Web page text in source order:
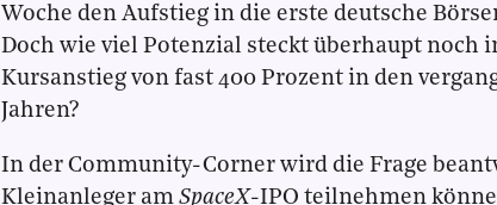
Woche den Aufstieg in die erste deutsche
Doch wie viel Potenzial steckt überhaupt noch
Kursanstieg von fast 400 Prozent in den
Jahren?
In der Community-Corner wird die Frage
Kleinanleger am SpaceX-IPO teilnehmen